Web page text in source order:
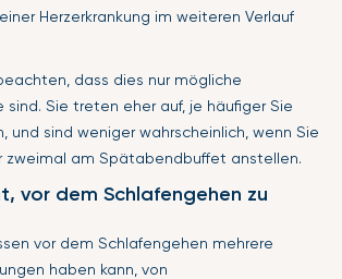
Herzerkrankung im weiteren Verlauf
dass dies nur mögliche
sind. Sie treten eher auf, je häufiger Sie
und sind weniger wahrscheinlich, wenn Sie
zweimal am Spätabendbuffet anstellen.
vor dem Schlafengehen zu
vor dem Schlafengehen mehrere
haben kann, von